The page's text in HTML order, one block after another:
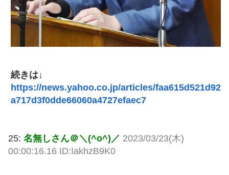
続きは↓
https://news.yahoo.co.jp/articles/faa615d521d92
a717d3f0dde66060a4727efaec7
25: 名無しさん＠＼(^o^)／ 2023/03/23(木)
00:00:16.16 ID:IakhzB9K0